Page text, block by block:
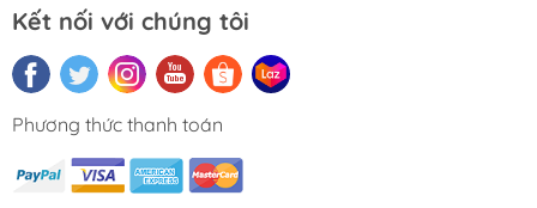
Kết nối với chúng tôi
Phương thức thanh toán